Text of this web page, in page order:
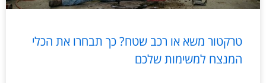
טרקטור משא או רכב שטח? כך תבחרו את הכלי
המנצח למשימות שלכם